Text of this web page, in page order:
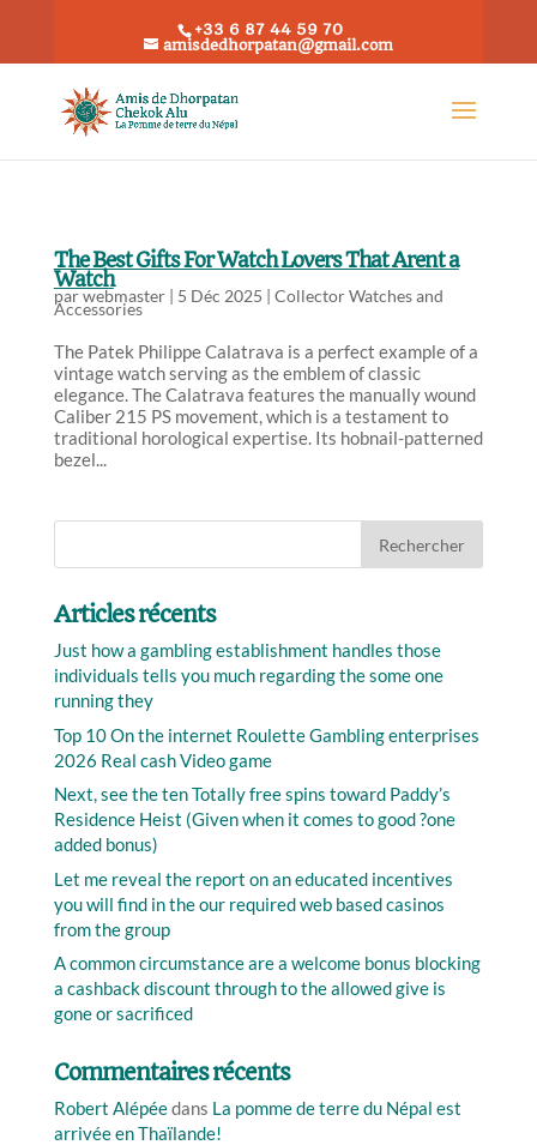
+33 6 87 44 59 70
amisdedhorpatan@gmail.com
The Best Gifts For Watch Lovers That Arent a
Watch
parwebmaster| 5 Déc 2025 | Collector Watches and
Accessories
The Patek Philippe Calatrava is a perfect example of a
vintage watch serving as the emblem of classic
elegance. The Calatrava features the manually wound
Caliber 215 PS movement, which is a testament to
traditional horological expertise. Its hobnail-patterned
bezel...
Articles récents
Just how a gambling establishment handles those
individuals tells you much regarding the some one
running they
Top 10 On the internet Roulette Gambling enterprises
2026 Real cash Video game
Next, see the ten Totally free spins toward Paddy’s
Residence Heist (Given when it comes to good ?one
added bonus)
Let me reveal the report on an educated incentives
you will find in the our required web based casinos
from the group
A common circumstance are a welcome bonus blocking
a cashback discount through to the allowed give is
gone or sacrificed
Commentaires récents
Robert Alépéedans La pomme de terre du Népal est
arrivée en Thaïlande!